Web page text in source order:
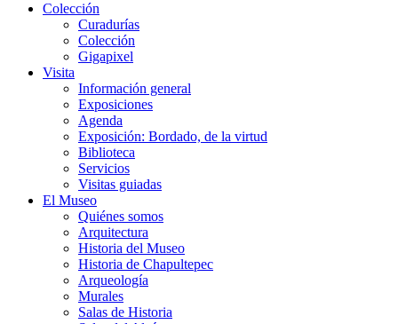
Colección
Curadurías
Colección
Gigapixel
Visita
Información general
Exposiciones
Agenda
Exposición: Bordado, de la virtud
Biblioteca
Servicios
Visitas guiadas
El Museo
Quiénes somos
Arquitectura
Historia del Museo
Historia de Chapultepec
Arqueología
Murales
Salas de Historia